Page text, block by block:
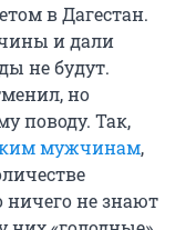
в Дагестан.
и дали
не будут.
но
поводу. Так,
мужчинам,
ничего не знают